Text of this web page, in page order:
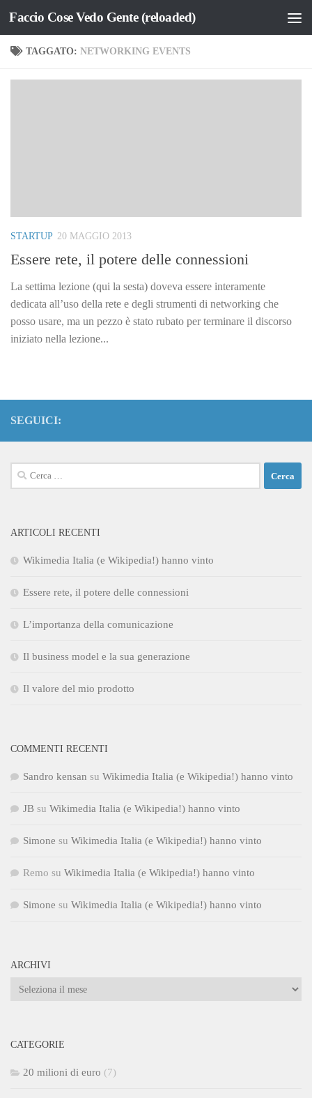
Salta al contenuto
Faccio Cose Vedo Gente (reloaded)
TAGGATO: NETWORKING EVENTS
STARTUP 20 MAGGIO 2013
Essere rete, il potere delle connessioni
La settima lezione (qui la sesta) doveva essere interamente
dedicata all’uso della rete e degli strumenti di networking che
posso usare, ma un pezzo è stato rubato per terminare il discorso
iniziato nella lezione...
SEGUICI:
Ricerca
per:
ARTICOLI RECENTI
Wikimedia Italia (e Wikipedia!) hanno vinto
Essere rete, il potere delle connessioni
L’importanza della comunicazione
Il business model e la sua generazione
Il valore del mio prodotto
COMMENTI RECENTI
Sandro kensan su Wikimedia Italia (e Wikipedia!) hanno vinto
JB su Wikimedia Italia (e Wikipedia!) hanno vinto
Simone su Wikimedia Italia (e Wikipedia!) hanno vinto
Remo su Wikimedia Italia (e Wikipedia!) hanno vinto
Simone su Wikimedia Italia (e Wikipedia!) hanno vinto
ARCHIVI
Archivi
CATEGORIE
20 milioni di euro (7)